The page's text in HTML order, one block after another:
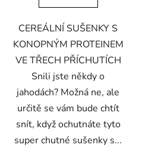
CEREÁLNÍ SUŠENKY S
KONOPNÝM PROTEINEM
VE TŘECH PŘÍCHUTÍCH
Snili jste někdy o
jahodách? Možná ne, ale
určitě se vám bude chtít
snít, když ochutnáte tyto
super chutné sušenky s...